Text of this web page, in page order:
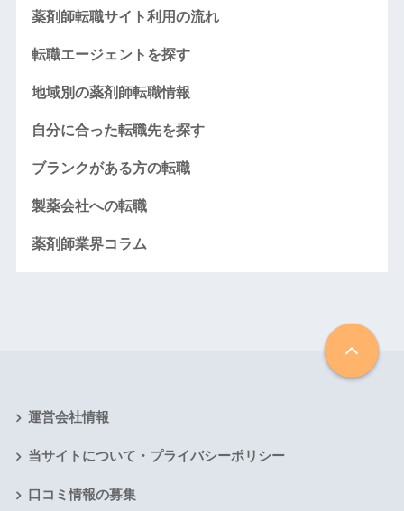
薬剤師転職サイト利用の流れ
転職エージェントを探す
地域別の薬剤師転職情報
自分に合った転職先を探す
ブランクがある方の転職
製薬会社への転職
薬剤師業界コラム
運営会社情報
当サイトについて・プライバシーポリシー
口コミ情報の募集